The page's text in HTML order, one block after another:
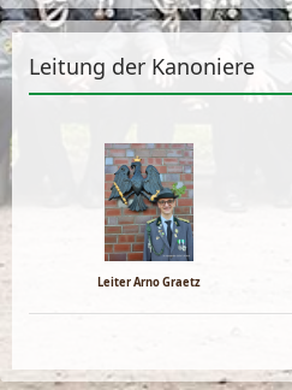
Leitung der Kanoniere
Leiter Arno Graetz